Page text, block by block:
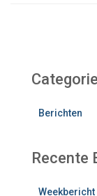
Berichten
Recente
Weekbericht